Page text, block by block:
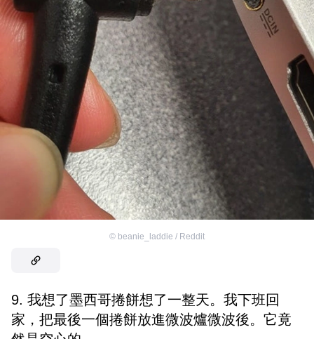
© beanie_laddie / Reddit
9. 我想了墨西哥捲餅想了一整天。我下班回
家，把最後一個捲餅放進微波爐微波後。它竟